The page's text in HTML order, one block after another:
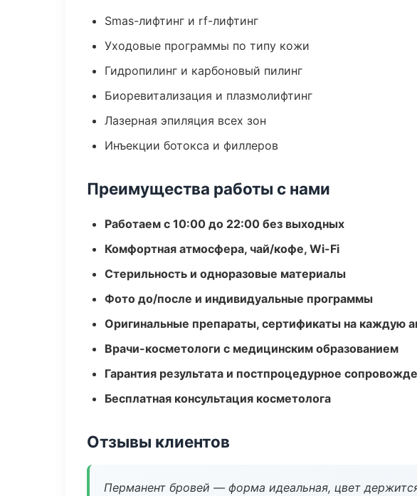
Smas-лифтинг и rf-лифтинг
Уходовые программы по типу кожи
Гидропилинг и карбоновый пилинг
Биоревитализация и плазмолифтинг
Лазерная эпиляция всех зон
Инъекции ботокса и филлеров
Преимущества работы с нами
Работаем с 10:00 до 22:00 без выходных
Комфортная атмосфера, чай/кофе, Wi-Fi
Стерильность и одноразовые материалы
Фото до/после и индивидуальные программы
Оригинальные препараты, сертификаты на каждую
Врачи-косметологи с медицинским образованием
Гарантия результата и постпроцедурное
Бесплатная консультация косметолога
Отзывы клиентов
Перманент бровей — форма идеальная, цвет